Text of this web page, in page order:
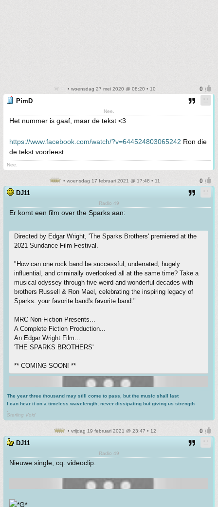
• woensdag 27 mei 2020 @ 08:20 • 10
PimD
Nee.
Het nummer is gaaf, maar de tekst <3
https://www.facebook.com/watch/?v=644524803065242 Ron die
de tekst voorleest.
Nee.
• woensdag 17 februari 2021 @ 17:48 • 11
DJ11
Radio 49
Er komt een film over the Sparks aan:
Directed by Edgar Wright, 'The Sparks Brothers' premiered at the
2021 Sundance Film Festival.
"How can one rock band be successful, underrated, hugely
influential, and criminally overlooked all at the same time? Take a
musical odyssey through five weird and wonderful decades with
brothers Russell & Ron Mael, celebrating the inspiring legacy of
Sparks: your favorite band's favorite band."
MRC Non-Fiction Presents...
A Complete Fiction Production...
An Edgar Wright Film...
'THE SPARKS BROTHERS'
** COMING SOON! **
The year three thousand may still come to pass, but the music shall last
I can hear it on a timeless wavelength, never dissipating but giving us strength
Sterling Void
• vrijdag 19 februari 2021 @ 23:47 • 12
DJ11
Radio 49
Nieuwe single, cq. videoclip: